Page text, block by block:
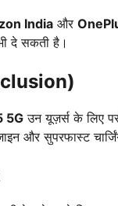
India और
दे सकती है।
5G उन यूज़र्स के लिए
और सुपरफास्ट